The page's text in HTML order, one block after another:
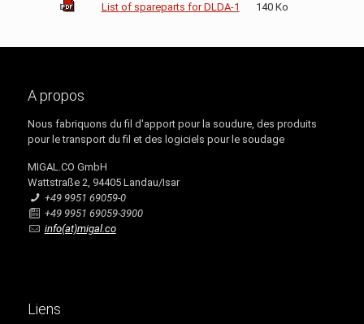
List of spareparts for DLDA-1 140 Ko
A propos
Nous fabriquons du fil d'apport pour la soudure, des produits
pour le transport du fil et des logiciels pour le soudage
MIGAL.CO GmbH
Wattstraße 2, 94405 Landau/Isar
+49 9951 69059-0
+49 9951 69059-3900
info(at)migal.co
Liens